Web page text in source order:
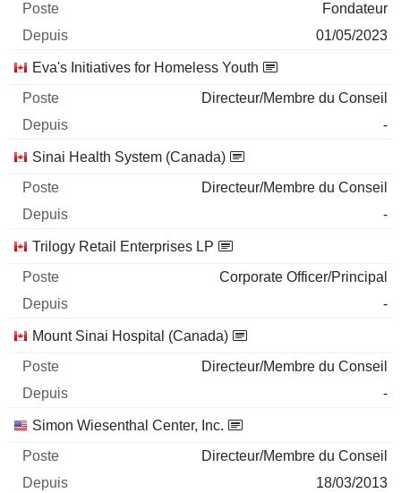
Fondateur
01/05/2023
Eva's Initiatives for Homeless Youth
Directeur/Membre du Conseil
-
Sinai Health System (Canada)
Directeur/Membre du Conseil
-
Trilogy Retail Enterprises LP
Corporate Officer/Principal
-
Mount Sinai Hospital (Canada)
Directeur/Membre du Conseil
-
Simon Wiesenthal Center, Inc.
Directeur/Membre du Conseil
18/03/2013